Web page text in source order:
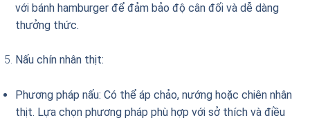
với bánh hamburger để đảm bảo độ cân đối và dễ dàng
thưởng thức.
Nấu chín nhân thịt:
Phương pháp nấu: Có thể áp chảo, nướng hoặc chiên nhân
thịt. Lựa chọn phương pháp phù hợp với sở thích và điều